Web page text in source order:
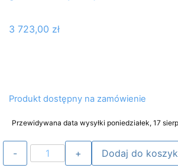
3 723,00 zł
Produkt dostępny na zamówienie
Przewidywana data wysyłki poniedziałek, 17
Dodaj do